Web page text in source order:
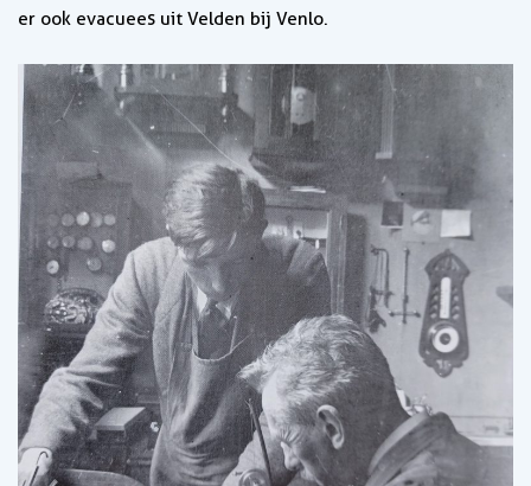
er ook evacuees uit Velden bij Venlo.